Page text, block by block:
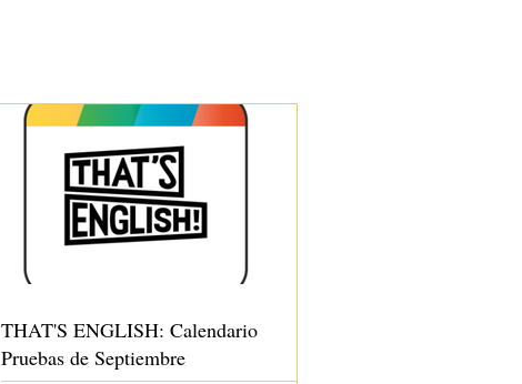
THAT'S ENGLISH: Calendario
Pruebas de Septiembre